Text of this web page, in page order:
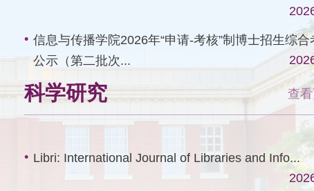
信息与传播学院2026年“申请-考核”制博士招生综合
公示（第二批次...
科学研究 查
Libri: International Journal of Libraries and Info...